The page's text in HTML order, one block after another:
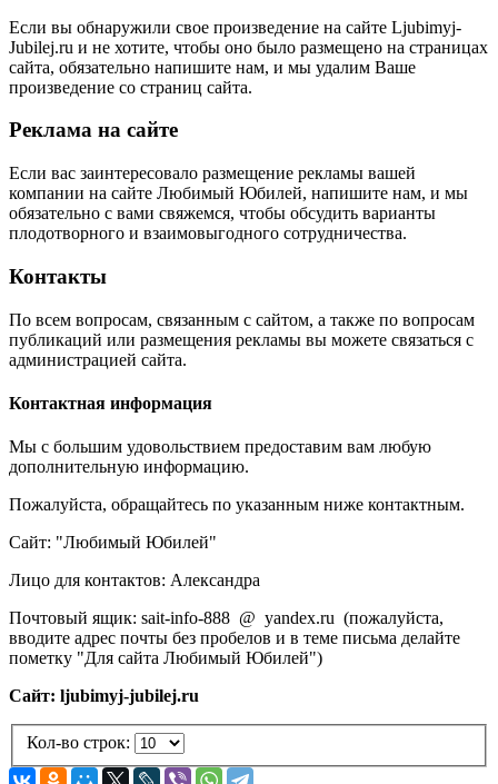
Если вы обнаружили свое произведение на сайте Ljubimyj-
Jubilej.ru и не хотите, чтобы оно было размещено на страницах
сайта, обязательно напишите нам, и мы удалим Ваше
произведение со страниц сайта.
Реклама на сайте
Если вас заинтересовало размещение рекламы вашей
компании на сайте Любимый Юбилей, напишите нам, и мы
обязательно с вами свяжемся, чтобы обсудить варианты
плодотворного и взаимовыгодного сотрудничества.
Контакты
По всем вопросам, связанным с сайтом, а также по вопросам
публикаций или размещения рекламы вы можете связаться с
администрацией сайта.
Контактная информация
Мы с большим удовольствием предоставим вам любую
дополнительную информацию.
Пожалуйста, обращайтесь по указанным ниже контактным.
Сайт: "Любимый Юбилей"
Лицо для контактов: Александра
Почтовый ящик: sait-info-888 @ yandex.ru (пожалуйста,
вводите адрес почты без пробелов и в теме письма делайте
пометку "Для сайта Любимый Юбилей")
Сайт: ljubimyj-jubilej.ru
Кол-во строк: